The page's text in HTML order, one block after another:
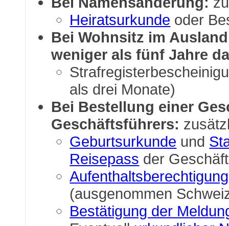
Heiratsurkunde oder
Bei Wohnsitz im Ausland
weniger als fünf Jahre
als drei Monate)
Bei Bestellung einer
Geschäftsführers:
Geburtsurkunde und
Reisepass der
Aufenthaltsberechtigung
(ausgenommen
Bestätigung der